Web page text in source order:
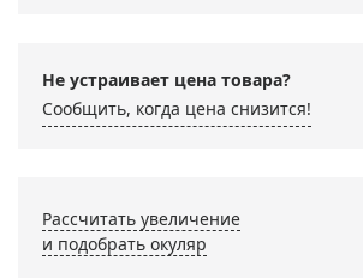
Не устраивает цена товара?
Сообщить, когда цена снизится!
Рассчитать увеличение
и подобрать окуляр